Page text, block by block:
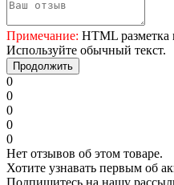
Примечание: HTML разметка
Используйте обычный текст.
Продолжить
0
0
0
0
0
Нет отзывов об этом товаре.
Хотите узнавать первым об
Подпишитесь на нашу